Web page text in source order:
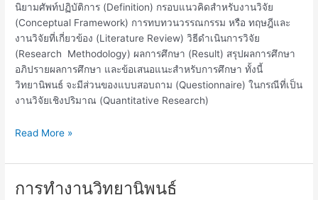
นิยามศัพท์ปฏิบัติการ (Definition) กรอบแนวคิดสำหรับงานวิจัย
(Conceptual Framework) การทบทวนวรรณกรรม หรือ ทฤษฎีและ
งานวิจัยที่เกี่ยวข้อง (Literature Review) วิธีดำเนินการวิจัย
(Research Methodology) ผลการศึกษา (Result) สรุปผลการศึกษา
อภิปรายผลการศึกษา และข้อเสนอแนะสำหรับการศึกษา ทั้งนี้
วิทยานิพนธ์ จะมีส่วนของแบบสอบถาม (Questionnaire) ในกรณีที่เป็น
งานวิจัยเชิงปริมาณ (Quantitative Research)
Read More »
การทำงานวิทยานิพนธ์
การ